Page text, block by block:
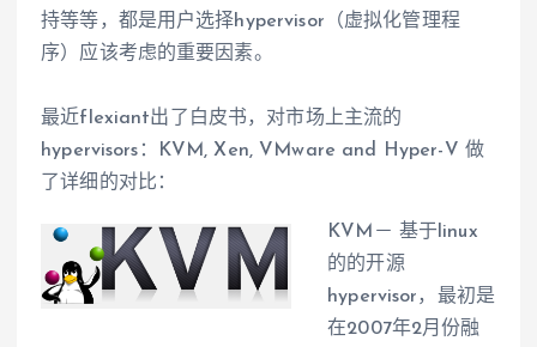
持等等，都是用户选择hypervisor（虚拟化管理程
序）应该考虑的重要因素。
最近flexiant出了白皮书，对市场上主流的
hypervisors：KVM, Xen, VMware and Hyper-V 做
了详细的对比：
KVM－ 基于linux
的的开源
hypervisor，最初是
在2007年2月份融